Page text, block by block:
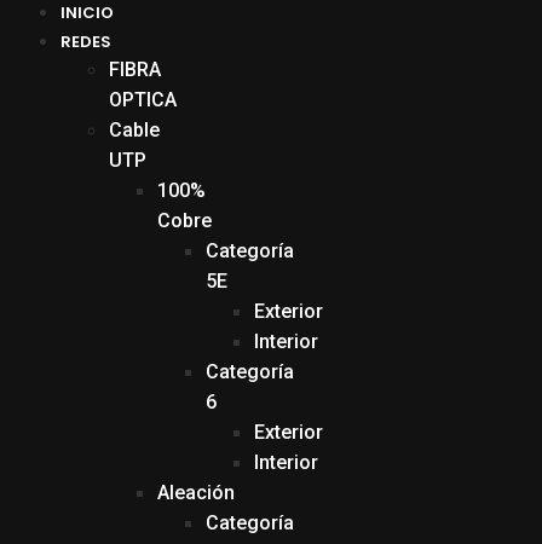
INICIO
REDES
FIBRA
OPTICA
Cable
UTP
100%
Cobre
Categoría
5E
Exterior
Interior
Categoría
6
Exterior
Interior
Aleación
Categoría